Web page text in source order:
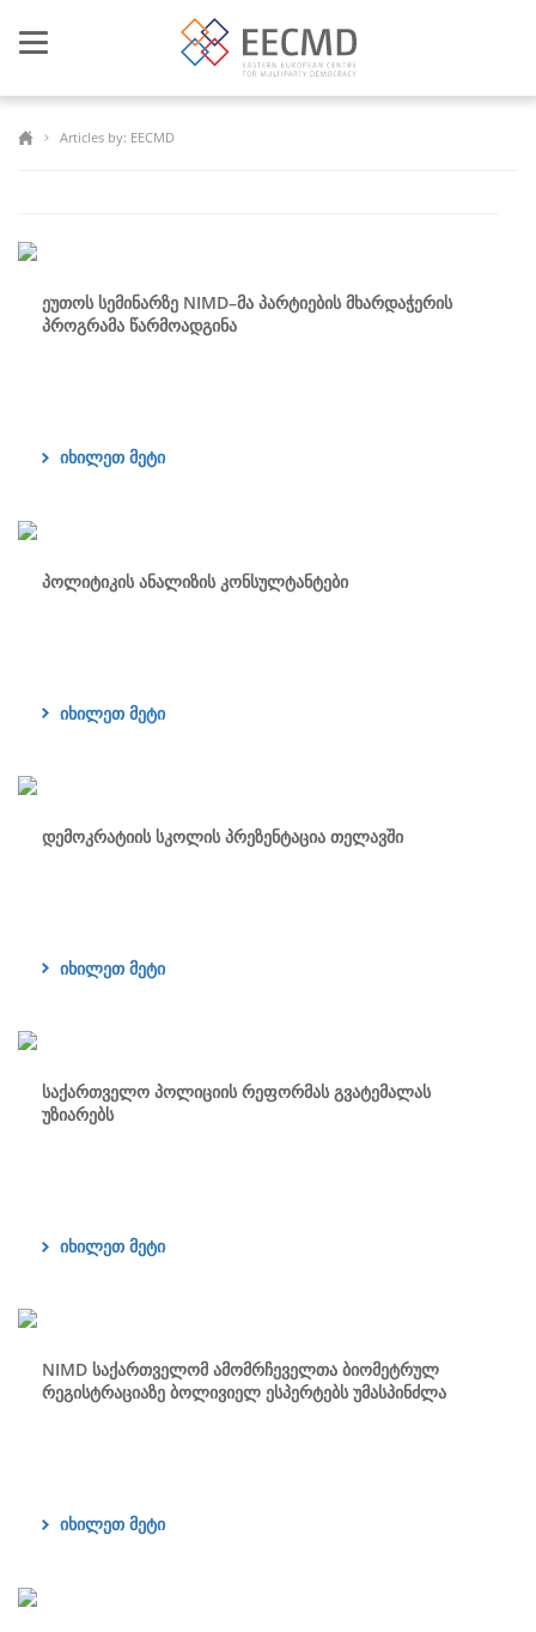
Toggle
Articles by: EECMD
ეუთოს სემინარზე NIMD–მა პარტიების მხარდაჭერის
პროგრამა წარმოადგინა
იხილეთ მეტი
პოლიტიკის ანალიზის კონსულტანტები
იხილეთ მეტი
დემოკრატიის სკოლის პრეზენტაცია თელავში
იხილეთ მეტი
საქართველო პოლიციის რეფორმას გვატემალას
უზიარებს
იხილეთ მეტი
NIMD საქართველომ ამომრჩეველთა ბიომეტრულ
რეგისტრაციაზე ბოლივიელ ესპერტებს უმასპინძლა
იხილეთ მეტი